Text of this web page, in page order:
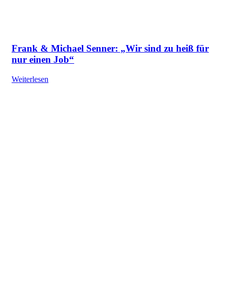
Frank & Michael Senner: „Wir sind zu heiß für
nur einen Job“
Weiterlesen